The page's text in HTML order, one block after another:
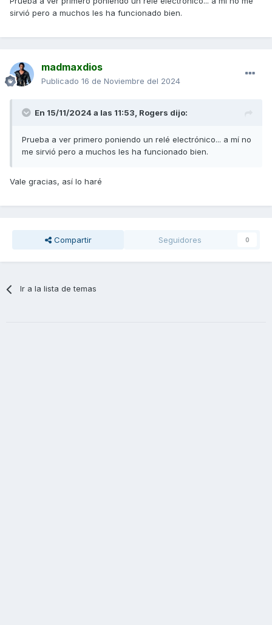
resistencia entiendo que ya no me hará falta no?
sirvió pero a muchos les ha funcionado bien.
madmaxdios
Publicado 16 de Noviembre del 2024
En 15/11/2024 a las 11:53, Rogers dijo:
Prueba a ver primero poniendo un relé electrónico... a mí no
me sirvió pero a muchos les ha funcionado bien.
Vale gracias, así lo haré
Compartir Seguidores 0
Ir a la lista de temas